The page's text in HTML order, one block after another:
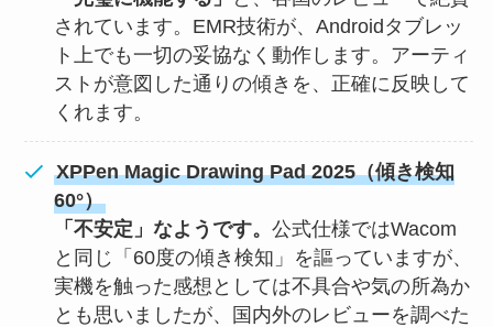
されています。EMR技術が、Androidタブレッ
ト上でも一切の妥協なく動作します。アーティ
ストが意図した通りの傾きを、正確に反映して
くれます。
XPPen Magic Drawing Pad 2025（傾き検知
60°）
「不安定」なようです。公式仕様ではWacom
と同じ「60度の傾き検知」を謳っていますが、
実機を触った感想としては不具合や気の所為か
とも思いましたが、国内外のレビューを調べた